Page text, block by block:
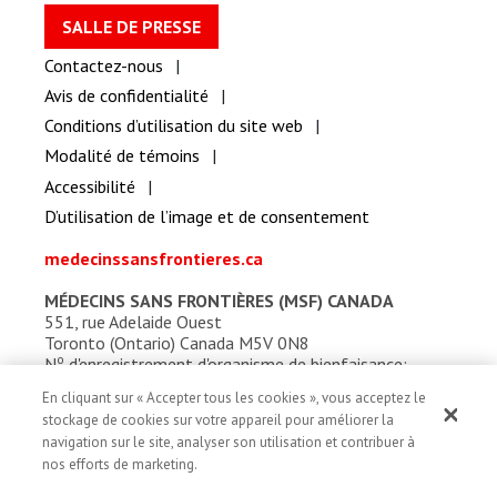
SALLE DE PRESSE
Contactez-nous
Avis de confidentialité
Conditions d’utilisation du site web
Modalité de témoins
Accessibilité
D’utilisation de l’image et de consentement
medecinssansfrontieres.ca
MÉDECINS SANS FRONTIÈRES (MSF) CANADA
551, rue Adelaide Ouest
Toronto (Ontario) Canada M5V 0N8
Nod'enregistrement d'organisme de bienfaisance:
En cliquant sur « Accepter tous les cookies », vous acceptez le
stockage de cookies sur votre appareil pour améliorer la
navigation sur le site, analyser son utilisation et contribuer à
nos efforts de marketing.